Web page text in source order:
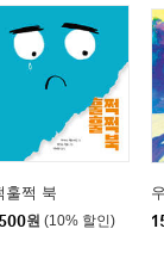
훌쩍 북
원 (10% 할인)